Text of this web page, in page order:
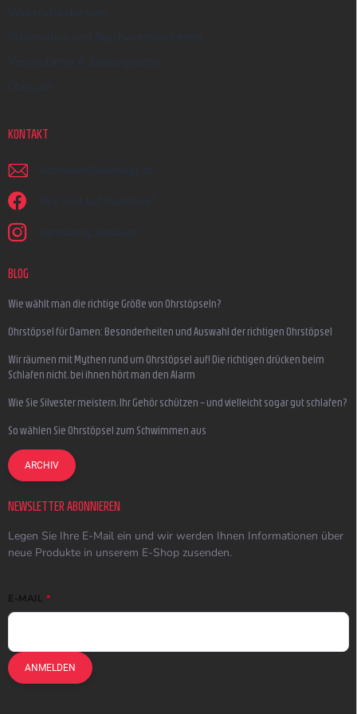
Widerrufsbelehrung
Reklamation und Beschwerdeverfahren
Versandarten & Zahlungsarten
Über uns
KONTAKT
schreiben @ earplugs.at
Wir sind auf Facebook!
earmazing_earplugs
BLOG
Wie wählt man die richtige Größe von Ohrstöpseln?
Ohrstöpsel für Damen: Besonderheiten und Auswahl der richtigen Ohrstöpsel
Wir räumen mit Mythen rund um Ohrstöpsel auf! Die richtigen drücken beim
Schlafen nicht, bei ihnen hört man den Alarm
Wie Sie Silvester meistern, Ihr Gehör schützen – und vielleicht sogar gut schlafen?
So wählen Sie Ohrstöpsel zum Schwimmen aus
ARCHIV
NEWSLETTER ABONNIEREN
Legen Sie Ihre E-Mail ein und wir werden Ihnen Informationen über
neue Produkte in unserem E-Shop zusenden.
E-MAIL
ANMELDEN